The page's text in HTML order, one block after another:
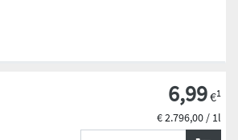
6,99€1
€ 2.796,00 / 1l